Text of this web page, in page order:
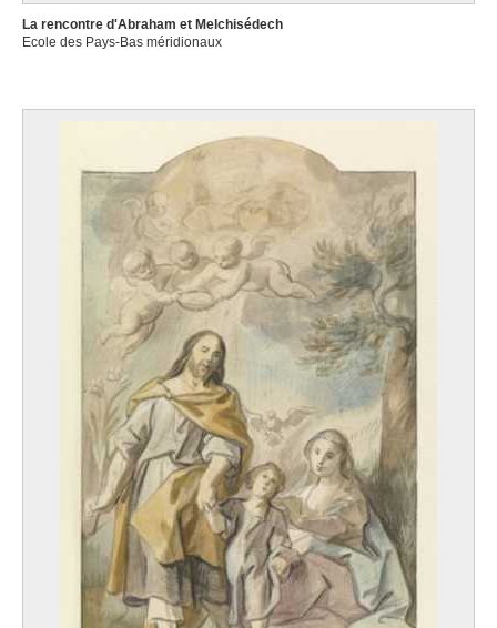
La rencontre d'Abraham et Melchisédech
Ecole des Pays-Bas méridionaux